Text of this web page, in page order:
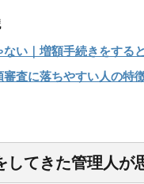
い｜増額手続きをする
査に落ちやすい人の特
てきた管理人が